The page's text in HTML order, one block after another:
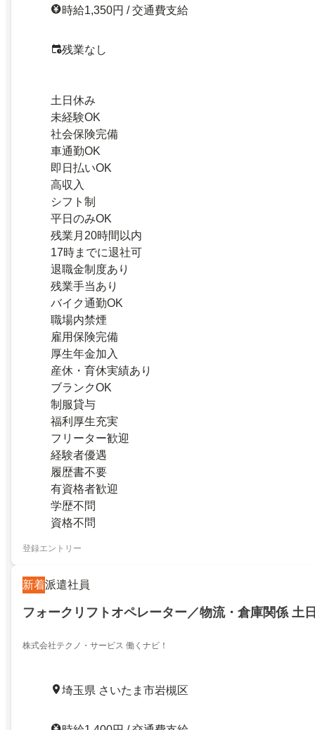
時給1,350円 / 交通費支給
残業なし
土日休み
未経験OK
社会保険完備
車通勤OK
即日払いOK
高収入
シフト制
平日のみOK
残業月20時間以内
17時までに退社可
退職金制度あり
残業手当あり
バイク通勤OK
職場内禁煙
雇用保険完備
厚生年金加入
産休・育休実績あり
ブランクOK
制服貸与
福利厚生充実
フリーター歓迎
経験者優遇
履歴書不要
有資格者歓迎
学歴不問
資格不問
登録エントリー
新着派遣社員
フォークリフトオペレーター／物流・倉庫関係 土
株式会社テクノ・サービス 働くナビ！
埼玉県 さいたま市岩槻区